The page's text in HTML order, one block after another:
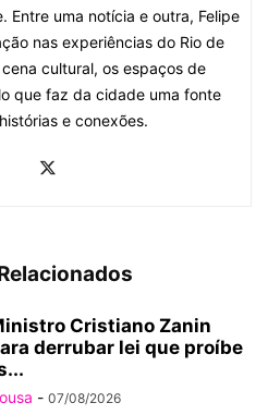
Entre uma notícia e outra, Felipe
nas experiências do Rio de
cultural, os espaços de
que faz da cidade uma fonte
e conexões.
Cristiano Zanin
derrubar lei que proíbe
- 07/08/2026